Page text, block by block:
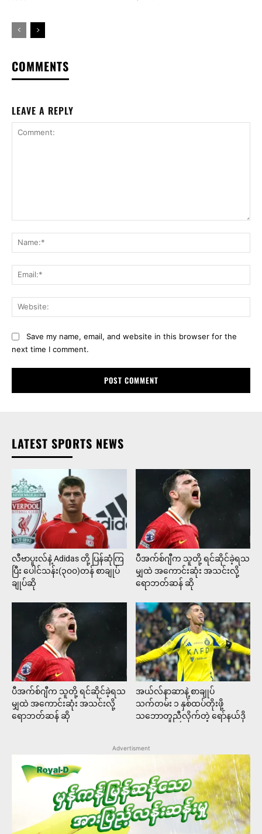
COMMENTS
LEAVE A REPLY
Save my name, email, and website in this browser for the
next time I comment.
LATEST SPORTS NEWS
လီဗာပူးလ်နဲ့ Adidas တို့ ပြန်ဆုံကြ
ပြီး ပေါင်သန်း(၃၀၀)တန် စာချုပ်
ချုပ်ဆို
ပီအက်စ်ဂျီက သူတို့ ရင်ဆိုင်ခဲ့ရသ
မျှထဲ အကောင်းဆုံး အသင်းလို့
ရောဘတ်ဆန် ဆို
ပီအက်စ်ဂျီက သူတို့ ရင်ဆိုင်ခဲ့ရသ
မျှထဲ အကောင်းဆုံး အသင်းလို့
ရောဘတ်ဆန် ဆို
အယ်လ်နာဆာနဲ့ စာချုပ်
သက်တမ်း ၁ နှစ်ထပ်တိုးဖို့
သဘောတူညီလိုက်တဲ့ ရော်နယ်ဒို
Advertisment